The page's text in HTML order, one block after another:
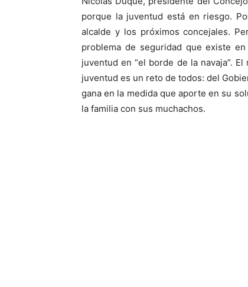
porque la juventud está en riesgo.
alcalde y los próximos concejales.
problema de seguridad que existe
juventud en “el borde de la navaja”.
juventud es un reto de todos: del
gana en la medida que aporte en su
la familia con sus muchachos.